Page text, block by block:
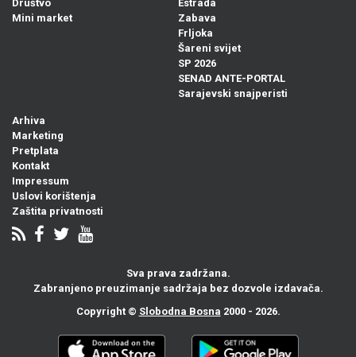
Društvo
Mini market
Estrada
Zabava
Frljoka
Šareni svijet
SP 2026
SENAD ANTE-PORTAL
Sarajevski snajperisti
Arhiva
Marketing
Pretplata
Kontakt
Impressum
Uslovi korištenja
Zaštita privatnosti
Sva prava zadržana.
Zabranjeno preuzimanje sadržaja bez dozvole izdavača.
Copyright © Slobodna Bosna 2000 - 2026.